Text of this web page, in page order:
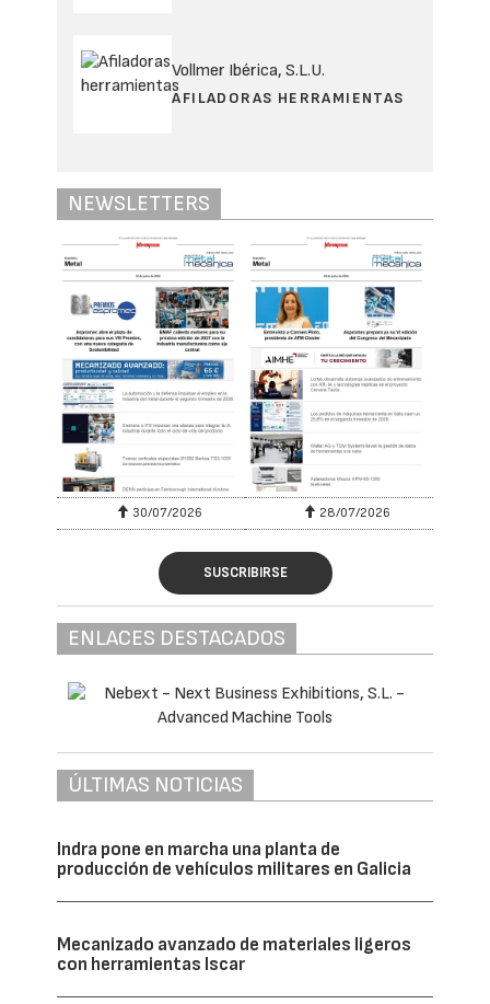
Vollmer Ibérica, S.L.U.
AFILADORAS HERRAMIENTAS
NEWSLETTERS
30/07/2026 28/07/2026
SUSCRIBIRSE
ENLACES DESTACADOS
ÚLTIMAS NOTICIAS
Indra pone en marcha una planta de
producción de vehículos militares en Galicia
Mecanizado avanzado de materiales ligeros
con herramientas Iscar